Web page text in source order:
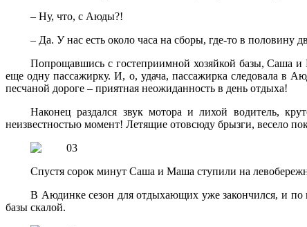
– Ну, что, с Аюды?!
– Да. У нас есть около часа на сборы, где-то в половину
Попрощавшись с гостеприимной хозяйкой базы, Саша и
еще одну пассажирку. И, о, удача, пассажирка следовала в
песчаной дороге – приятная неожиданность в день отдыха!
Наконец раздался звук мотора и лихой водитель,
неизвестностью момент! Летящие отовсюду брызги, весело
Спустя сорок минут Саша и Маша ступили на
В Аюдинке сезон для отдыхающих уже закончился, и по
базы скалой.